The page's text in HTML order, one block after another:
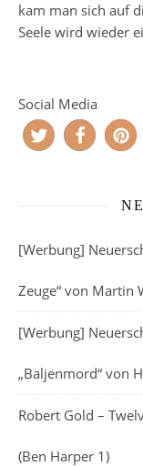
kam man sich auf
Seele wird wieder
Social Media
[Werbung]
Zeuge“ von Martin
[Werbung]
„Baljenmord“ von
Robert Gold –
(Ben Harper 1)